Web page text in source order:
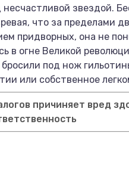
звездой.
что за пределами
придворных, она не
в огне Великой
под нож
или собственное
причиняет вред